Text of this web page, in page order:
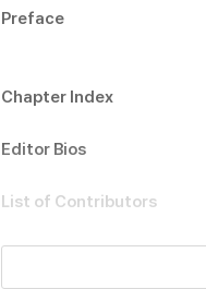
Preface
Chapter Index
Editor Bios
List of Contributors
1. An Organized Study of